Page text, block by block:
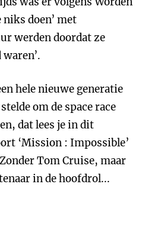
niks doen’ met
werden doordat ze
hele nieuwe generatie
om de space race
dat lees je in dit
‘Mission : Impossible’
Tom Cruise, maar
in de hoofdrol...